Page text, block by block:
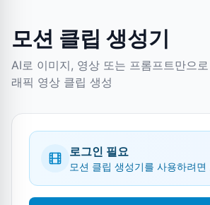
모션 클립 생성기
AI로 이미지, 영상 또는 프롬프트만으
래픽 영상 클립 생성
로그인 필요
모션 클립 생성기를 사용하려면